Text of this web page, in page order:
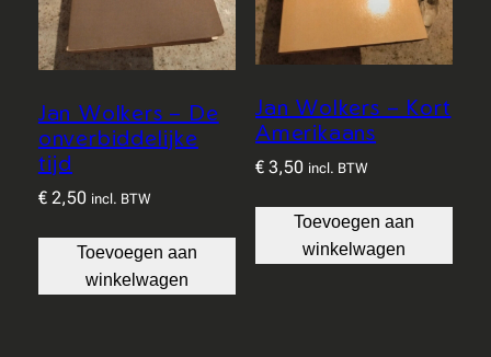
Jan Wolkers – De
onverbiddelijke
tijd
€2,50 incl. BTW
Toevoegen aan
winkelwagen
Jan Wolkers – Kort
Amerikaans
€ 3,50 incl. BTW
Toevoegen aan
winkelwagen